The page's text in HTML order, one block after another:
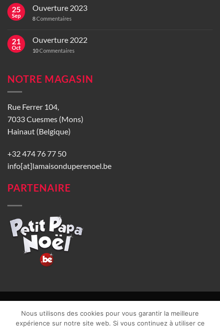
25
Sep
Ouverture 2023
8Commentaires
21
Oct
Ouverture 2022
10Commentaires
NOTRE MAGASIN
Rue Ferrer 104,
7033 Cuesmes (Mons)
Hainaut (Belgique)
+32 474 76 77 50
info[at]lamaisonduperenoel.be
PARTENAIRE
CGU| Vie privée| TVA : BE0840965749 | Site web réalisé par
Nous utilisons des cookies pour vous garantir la meilleure
expérience sur notre site web. Si vous continuez à utiliser ce